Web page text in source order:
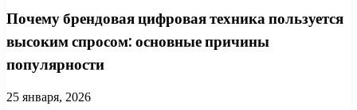
Почему брендовая цифровая техника пользуется
высоким спросом: основные причины
популярности
25 января, 2026